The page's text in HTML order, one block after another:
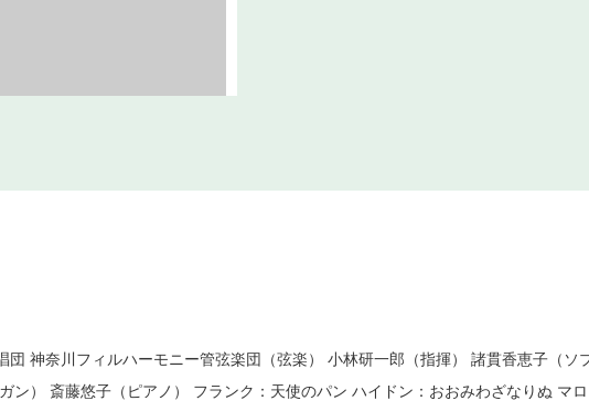
団 神奈川フィルハーモニー管弦楽団（弦楽） 小林研一郎（指揮） 諸貫香恵子（
ン） 斎藤悠子（ピアノ） フランク：天使のパン ハイドン：おおみわざなりぬ マ